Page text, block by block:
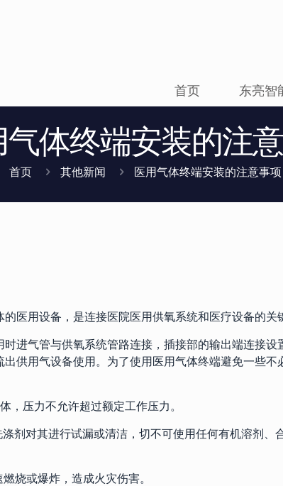
首页 东亮智
气体终端安装的注
首页 其他新闻 医用气体终端安装的注意事项
医用设备，是连接医院医用供氧系统和医疗设备的关
进气管与供氧系统管路连接，插接部的输出端连接
供用气设备使用。为了使用医用气体终端避免一些
，压力不允许超过额定工作压力。
剂对其进行试漏或清洁，切不可使用任何有机溶剂、
烧或爆炸，造成火灾伤害。